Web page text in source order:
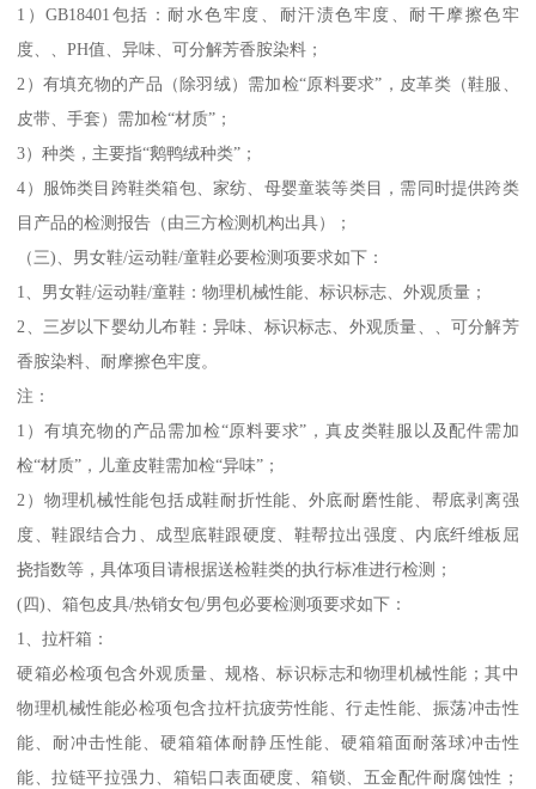
1）GB18401包括：耐水色牢度、耐汗渍色牢度、耐干摩擦色牢
度、、PH值、异味、可分解芳香胺染料；
2）有填充物的产品（除羽绒）需加检“原料要求”，皮革类（鞋服、
皮带、手套）需加检“材质”；
3）种类，主要指“鹅鸭绒种类”；
4）服饰类目跨鞋类箱包、家纺、母婴童装等类目，需同时提供跨类
目产品的检测报告（由三方检测机构出具）；
（三)、男女鞋/运动鞋/童鞋必要检测项要求如下：
1、男女鞋/运动鞋/童鞋：物理机械性能、标识标志、外观质量；
2、三岁以下婴幼儿布鞋：异味、标识标志、外观质量、、可分解芳
香胺染料、耐摩擦色牢度。
注：
1）有填充物的产品需加检“原料要求”，真皮类鞋服以及配件需加
检“材质”，儿童皮鞋需加检“异味”；
2）物理机械性能包括成鞋耐折性能、外底耐磨性能、帮底剥离强
度、鞋跟结合力、成型底鞋跟硬度、鞋帮拉出强度、内底纤维板屈
挠指数等，具体项目请根据送检鞋类的执行标准进行检测；
(四)、箱包皮具/热销女包/男包必要检测项要求如下：
1、拉杆箱：
硬箱必检项包含外观质量、规格、标识标志和物理机械性能；其中
物理机械性能必检项包含拉杆抗疲劳性能、行走性能、振荡冲击性
能、耐冲击性能、硬箱箱体耐静压性能、硬箱箱面耐落球冲击性
能、拉链平拉强力、箱铝口表面硬度、箱锁、五金配件耐腐蚀性；